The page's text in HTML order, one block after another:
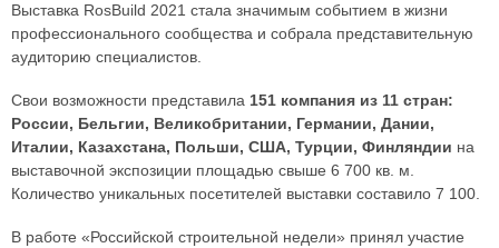
Выставка RosBuild 2021 стала значимым событием в жизни
профессионального сообщества и собрала представительную
аудиторию специалистов.
Свои возможности представила 151 компания из 11 стран:
России, Бельгии, Великобритании, Германии, Дании,
Италии, Казахстана, Польши, США, Турции, Финляндии на
выставочной экспозиции площадью свыше 6 700 кв. м.
Количество уникальных посетителей выставки составило 7 100.
В работе «Российской строительной недели» принял участие